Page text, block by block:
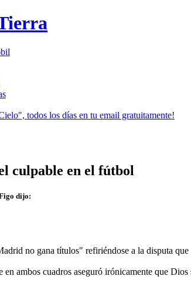
todos los días en tu email gratuitamente!
culpable en el fútbol
dijo:
no gana títulos" refiriéndose a la disputa
ambos cuadros aseguró irónicamente que